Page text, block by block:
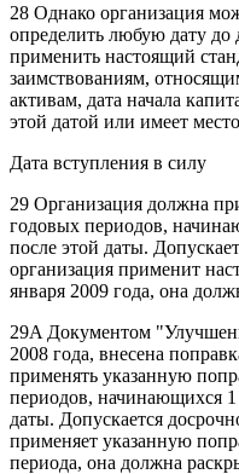
28 Однако организация
определить любую дату до
применить настоящий
заимствованиям,
активам, дата начала
этой датой или имеет
Дата вступления в силу
29 Организация должна
годовых периодов,
после этой даты.
организация применит
января 2009 года, она
29A Документом
2008 года, внесена
применять указанную
периодов, начинающихся 1
даты. Допускается
применяет указанную
периода, она должна